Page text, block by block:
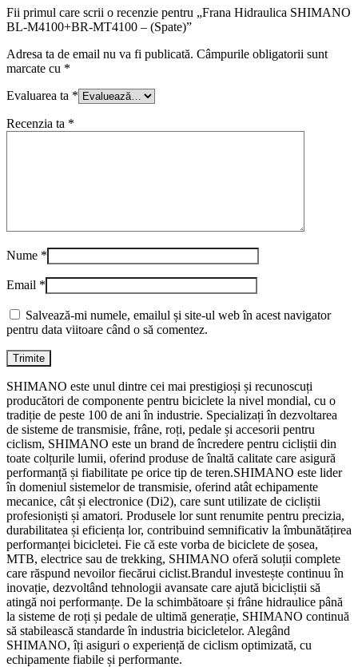
Fii primul care scrii o recenzie pentru „Frana Hidraulica SHIMANO
BL-M4100+BR-MT4100 – (Spate)”
Adresa ta de email nu va fi publicată. Câmpurile obligatorii sunt
marcate cu *
Evaluarea ta *
Recenzia ta *
Nume *
Email *
Salvează-mi numele, emailul și site-ul web în acest navigator
pentru data viitoare când o să comentez.
SHIMANO este unul dintre cei mai prestigioși și recunoscuți
producători de componente pentru biciclete la nivel mondial, cu o
tradiție de peste 100 de ani în industrie. Specializați în dezvoltarea
de sisteme de transmisie, frâne, roți, pedale și accesorii pentru
ciclism, SHIMANO este un brand de încredere pentru cicliștii din
toate colțurile lumii, oferind produse de înaltă calitate care asigură
performanță și fiabilitate pe orice tip de teren.SHIMANO este lider
în domeniul sistemelor de transmisie, oferind atât echipamente
mecanice, cât și electronice (Di2), care sunt utilizate de cicliștii
profesioniști și amatori. Produsele lor sunt renumite pentru precizia,
durabilitatea și eficiența lor, contribuind semnificativ la îmbunătățirea
performanței bicicletei. Fie că este vorba de biciclete de șosea,
MTB, electrice sau de trekking, SHIMANO oferă soluții complete
care răspund nevoilor fiecărui ciclist.Brandul investește continuu în
inovație, dezvoltând tehnologii avansate care ajută bicicliștii să
atingă noi performanțe. De la schimbătoare și frâne hidraulice până
la sisteme de roți și pedale de ultimă generație, SHIMANO continuă
să stabilească standarde în industria bicicletelor. Alegând
SHIMANO, îți asiguri o experiență de ciclism optimizată, cu
echipamente fiabile și performante.